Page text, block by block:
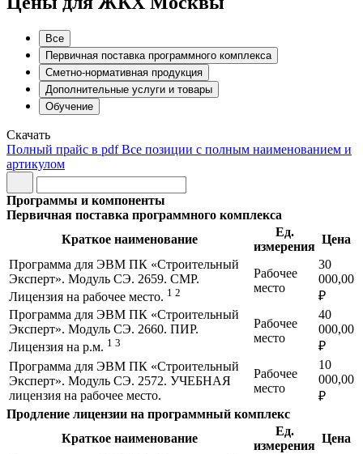
Все
Первичная поставка программного комплекса
Сметно-нормативная продукция
Дополнительные услуги и товары
Обучение
Скачать
Полный прайс в pdfВсе позиции с полным наименованием и
артикулом
Программы и компоненты
Первичная поставка программного комплекса
Краткое наименование
Ед.
измерения
Цена
Программа для ЭВМ ПК «Строительный
Эксперт». Модуль СЭ. 2659. СМР.
Лицензия на рабочее место. 1 2
Рабочее
место
30
000,00
₽
Программа для ЭВМ ПК «Строительный
Эксперт». Модуль СЭ. 2660. ПИР.
Лицензия на р.м. 1 3
Рабочее
место
40
000,00
₽
Программа для ЭВМ ПК «Строительный
Эксперт». Модуль СЭ. 2572. УЧЕБНАЯ
лицензия на рабочее место.
Рабочее
место
10
000,00
₽
Продление лицензии на программный комплекс
Краткое наименование
Ед.
измерения
Цена